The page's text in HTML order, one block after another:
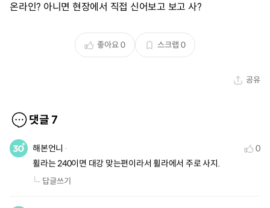
온라인? 아니면 현장에서 직접 신어보고 보고 사?
좋아요0 스크랩 0
공유
댓글 7
해본언니
0
휠라는 240이면 대강 맞는편이라서 휠라에서 주로 사지.
답글쓰기